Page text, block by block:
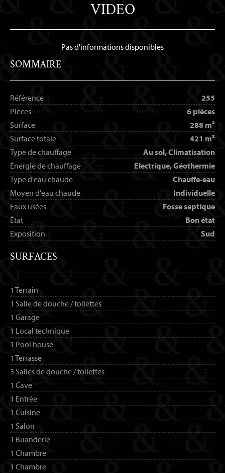
VIDEO
Pas d'informations disponibles
SOMMAIRE
Référence
255
Pièces
6 pièces
Surface
288 m²
Surface totale
421 m²
Type de chauffage
Au sol, Climatisation
Énergie de chauffage
Electrique, Géothermie
Type d'eau chaude
Chauffe-eau
Moyen d'eau chaude
Individuelle
Eaux usées
Fosse septique
État
Bon état
Exposition
Sud
SURFACES
1 Terrain
1 Salle de douche / toilettes
1 Garage
1 Local technique
1 Pool house
1 Terrasse
3 Salles de douche / toilettes
1 Cave
1 Entrée
1 Cuisine
1 Salon
1 Buanderie
1 Chambre
1 Chambre